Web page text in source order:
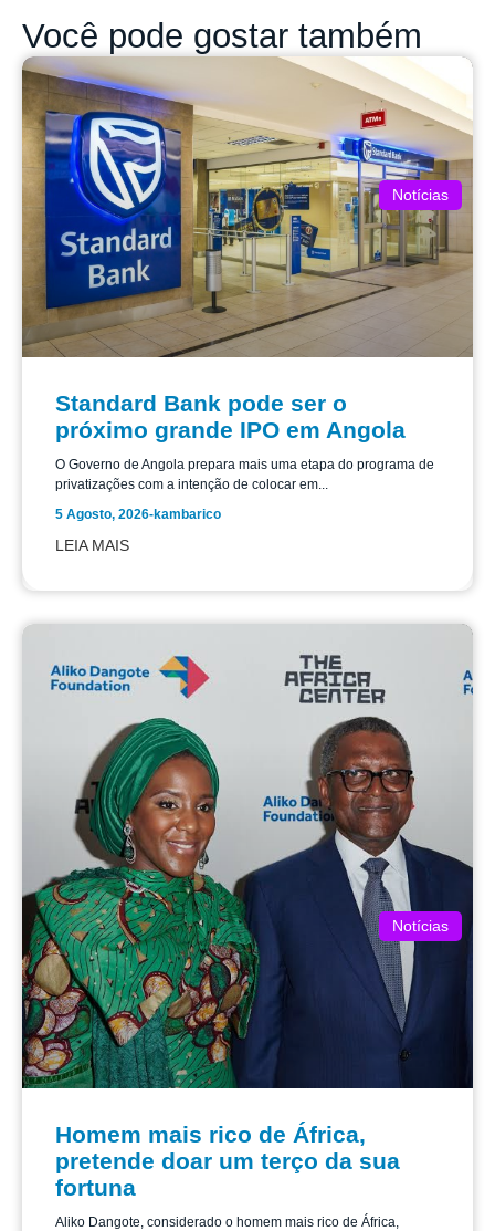
Você pode gostar também
Notícias
Standard Bank pode ser o
próximo grande IPO em Angola
O Governo de Angola prepara mais uma etapa do programa de
privatizações com a intenção de colocar em...
5 Agosto, 2026-kambarico
LEIA MAIS
Notícias
Homem mais rico de África,
pretende doar um terço da sua
fortuna
Aliko Dangote, considerado o homem mais rico de África,